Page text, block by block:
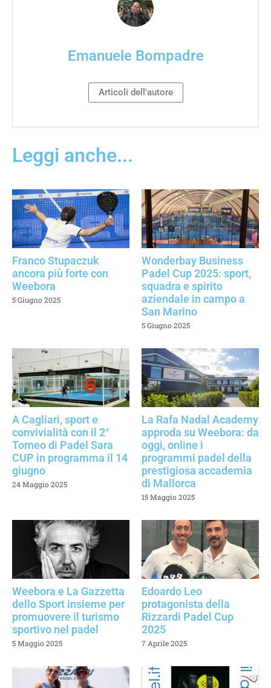
Emanuele Bompadre
Articoli dell'autore
Leggi anche...
Franco Stupaczuk
ancora più forte con
Weebora
5 Giugno 2025
Wonderbay Business
Padel Cup 2025: sport,
squadra e spirito
aziendale in campo a
San Marino
5 Giugno 2025
A Cagliari, sport e
convivialità con il 2°
Torneo di Padel Sara
CUP in programma il 14
giugno
24 Maggio 2025
La Rafa Nadal Academy
approda su Weebora: da
oggi, online i
programmi padel della
prestigiosa accademia
di Mallorca
15 Maggio 2025
Weebora e La Gazzetta
dello Sport insieme per
promuovere il turismo
sportivo nel padel
5 Maggio 2025
Edoardo Leo
protagonista della
Rizzardi Padel Cup
2025
7 Aprile 2025